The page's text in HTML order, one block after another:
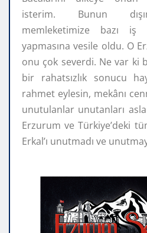
isterim. Bunun
memleketimize bazı iş
yapmasına vesile oldu. O
onu çok severdi. Ne var ki
bir rahatsızlık sonucu
rahmet eylesin, mekânı
unutulanlar unutanları
Erzurum ve Türkiye’deki
Erkal’ı unutmadı ve